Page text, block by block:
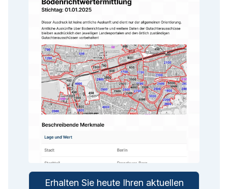
Erhalten Sie heute Ihren aktuellen